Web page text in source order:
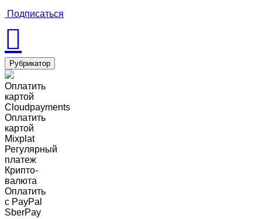
Подписаться
Рубрикатор
Оплатить
картой
Cloudpayments
Оплатить
картой
Mixplat
Регулярный
платеж
Крипто-
валюта
Оплатить
c PayPal
SberPay